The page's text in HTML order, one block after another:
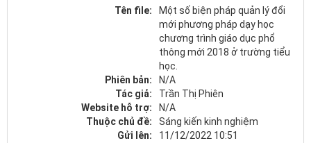
Tên file:
Một số biện pháp quản lý đổi
mới phương pháp dạy học
chương trình giáo dục phổ
thông mới 2018 ở trường tiểu
học.
Phiên bản:
N/A
Tác giả:
Trần Thị Phiên
Website hỗ trợ:
N/A
Thuộc chủ đề:
Sáng kiến kinh nghiệm
Gửi lên:
11/12/2022 10:51